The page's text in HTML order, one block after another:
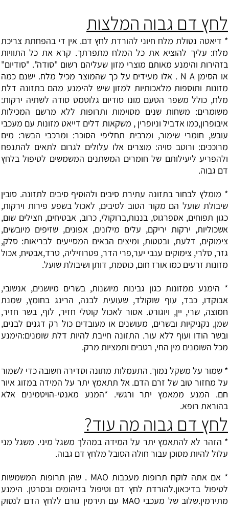
לחץ דם גבוה המלצות
* דיאטה נטולת מלח חיוני להורדת לחץ דם. אין די בהפחתת צריכת
מלח: עליך להוציא את כל המלח מתפרתך. קרא את כל התוויות
בזהירות והימנע מאותם מוצרי מזון שעליהם רשום "סודה". "סודיום"
או הסימן N A . אלו מעידים על כך שהמוצר מכיל מלח. ישנם כמה
מזונות ותוספות מלאכותיות למזון שיש להימנע מהם בתזונה דלת
מלח, כולל משפר הטעם מונו סודיום גלוטמט סודה לשתיה ירקות:
משומרים: משחות שנים מסוימות ותרופות ללא מרשם המכילות
איבופרון,כמו אדביל וניופרין , משקאות דלים דייאט מזונות עם מעכבי
עובש, חומרי שימור, ומרבית תחליפי הסוכר: ומרכבי הבשר: מים
מרוככים: ורוטב סויה: מוצרים אלו עלולים לגרום לתאים להתנפח
ולהפריע ליעילותם של חומרים המשתנים המשמשים לטיפול בלחץ
דם גבוה.
* מומלץ לבחור בתזונה עתירת סיבים ולהוסיף סיבים לתזונה. סובין
שיבולת שועל הם מקור הטוב לסיבים, לאכול בשפע פירות וירקות,
כגון תפוחים, אספרגוס, בננות,ברוקולי, כרוב, אבטיחים, חצילים שום,
אשכוליות, ירקות יריקם, עלים מילונים, אפונים, שזיפים מיובשים,
צימוקים, דלעת, ובטטות, ומיצים הבאים המסייעים לבריאות: סלק,
גזר, סלרי, צימוקים ענבי יער,פרי הדר, פטרוזיליה, טרד,אבטיח, אכול
מזונות זרעים כמו אורז חום, כוסמת, דותן ושיבולת שועל.
* הימנע ממזונות כגון גבינות מיושנות, בשרים מיושנים, אנשובי,
אבוקדו, כבד, עוף שוקולד, שעועית לבנה, הרינג בחומץ, שמנת
חמוצה, שרי, יין, ויוגורט. אסור לאכול קוטלי חזיר, לוף, בשר חזיר,
שמן, נקניקיות ובשרים, מעושנים או מעובדים כול רק דגנים לבנים,
ובשר הודו ועוף ללא עור. התזונה חייבת להיות דלת שומנים:הימנע
מכל השומנים מין החי, רטבים ותמציות מרק.
* שמור על משקל נמוך. התעמלות מתונה וסדירה חשובה כדי לשמור
על מחזור טוב של זרם הדם. אל תתאמץ יתר על המידה במזוג איור
חם. המנע ממאמץ יתר ורגשי. *המנע מאנטי-הויטמינים אלא
בהוראת רופא.
לחץ דם גבוה מה עוד?
* הזהר לא להתאמץ יתר על המידה במהלך משגל מיני. משגל מני
עלול להיות מסוכן עבור חולה הסובל מלחץ דם גבוה.
* אם אתה לוקח תרופות מעכבות MAO . שהן תרופות המשמשות
לטיפול בדיכאון.להורדת לחץ דם וטיפול בזיהומים ובסרטן. הימנע
מתירמין.שלוב של מעכבי MAO עם תירמין גורם ללחץ הדם לנסוק